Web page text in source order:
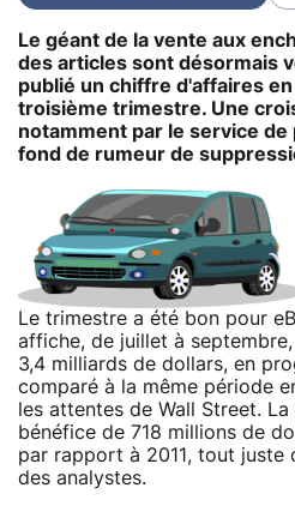
Le géant de la vente aux
des articles sont désormais
publié un chiffre d'affaires en
troisième trimestre. Une
notamment par le service de
fond de rumeur de
Le trimestre a été bon pour
affiche, de juillet à
3,4 milliards de dollars, en
comparé à la même période
les attentes de Wall Street.
bénéfice de 718 millions de
par rapport à 2011, tout juste
des analystes.